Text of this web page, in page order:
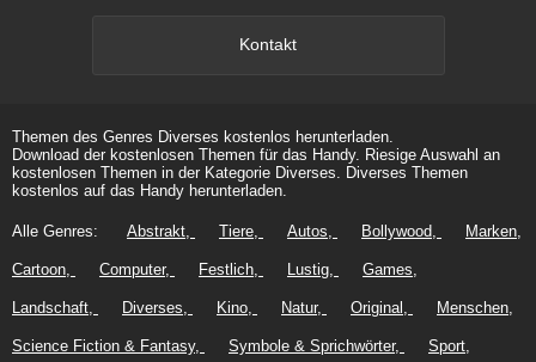
Kontakt
Themen des Genres Diverses kostenlos herunterladen.
Download der kostenlosen Themen für das Handy. Riesige Auswahl an
kostenlosen Themen in der Kategorie Diverses. Diverses Themen
kostenlos auf das Handy herunterladen.
Alle Genres: Abstrakt Tiere Autos Bollywood Marken
Cartoon Computer Festlich Lustig Games
Landschaft Diverses Kino Natur Original Menschen
Science Fiction & Fantasy Symbole & Sprichwörter Sport